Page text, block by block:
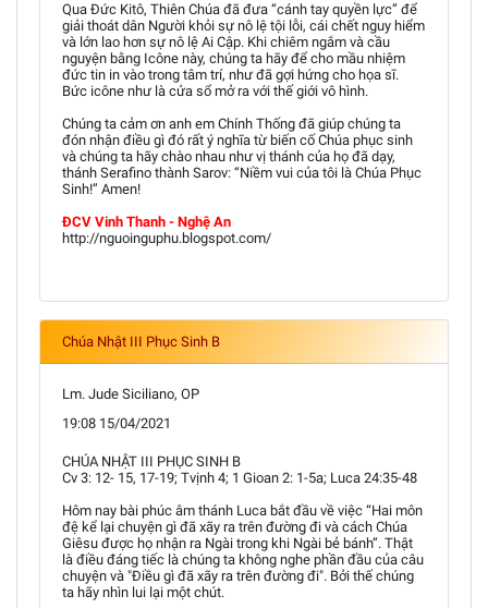
Qua Đức Kitô, Thiên Chúa đã đưa “cánh tay quyền lực” để
giải thoát dân Người khỏi sự nô lệ tội lỗi, cái chết nguy hiểm
và lớn lao hơn sự nô lệ Ai Cập. Khi chiêm ngắm và cầu
nguyện bằng Icône này, chúng ta hãy để cho mầu nhiệm
đức tin in vào trong tâm trí, như đã gợi hứng cho họa sĩ.
Bức icône như là cửa sổ mở ra với thế giới vô hình.
Chúng ta cảm ơn anh em Chính Thống đã giúp chúng ta
đón nhận điều gì đó rất ý nghĩa từ biến cố Chúa phục sinh
và chúng ta hãy chào nhau như vị thánh của họ đã dạy,
thánh Serafino thành Sarov: “Niềm vui của tôi là Chúa Phục
Sinh!” Amen!
ĐCV Vinh Thanh - Nghệ An
http://nguoinguphu.blogspot.com/
Chúa Nhật III Phục Sinh B
Lm. Jude Siciliano, OP
19:08 15/04/2021
CHÚA NHẬT III PHỤC SINH B
Cv 3: 12- 15, 17-19; Tvịnh 4; 1 Gioan 2: 1-5a; Luca 24:35-48
Hôm nay bài phúc âm thánh Luca bắt đầu về việc “Hai môn
đệ kể lại chuyện gì đã xãy ra trên đường đi và cách Chúa
Giêsu được họ nhận ra Ngài trong khi Ngài bẻ bánh”. Thật
là điều đáng tiếc là chúng ta không nghe phần đầu của câu
chuyện và "Điều gì đã xãy ra trên đường đi". Bởi thế chúng
ta hãy nhìn lui lại một chút.